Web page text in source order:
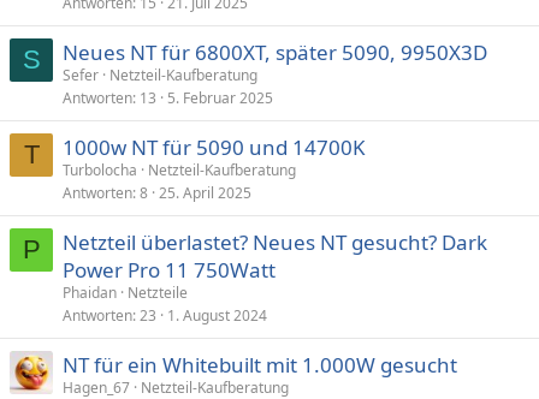
S Neues NT für 6800XT, später 5090, 9950X3D
Sefer Netzteil-Kaufberatung
Antworten 13 5. Februar 2025
T 1000w NT für 5090 und 14700K
Turbolocha
Netzteil-Kaufberatung
Antworten 8 25. April 2025
P
Netzteil überlastet? Neues NT gesucht? Dark
Power Pro 11 750Watt
Phaidan Netzteile
Antworten 23 1. August 2024
NT für ein Whitebuilt mit 1.000W gesucht
Hagen_67 Netzteil-Kaufberatung